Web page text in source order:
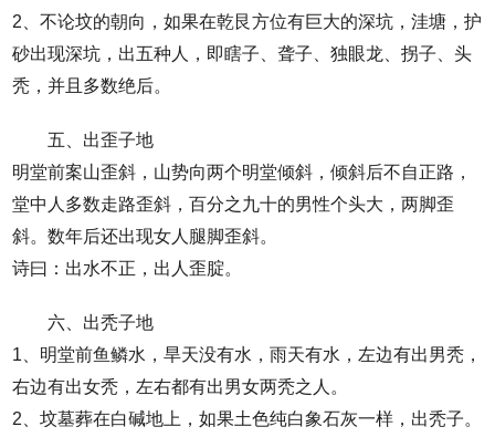
2、不论坟的朝向，如果在乾艮方位有巨大的深坑，洼塘，护
砂出现深坑，出五种人，即瞎子、聋子、独眼龙、拐子、头
秃，并且多数绝后。
五、出歪子地
明堂前案山歪斜，山势向两个明堂倾斜，倾斜后不自正路，
堂中人多数走路歪斜，百分之九十的男性个头大，两脚歪
斜。数年后还出现女人腿脚歪斜。
诗曰：出水不正，出人歪腚。
六、出秃子地
1、明堂前鱼鳞水，旱天没有水，雨天有水，左边有出男秃，
右边有出女秃，左右都有出男女两秃之人。
2、坟墓葬在白碱地上，如果土色纯白象石灰一样，出秃子。